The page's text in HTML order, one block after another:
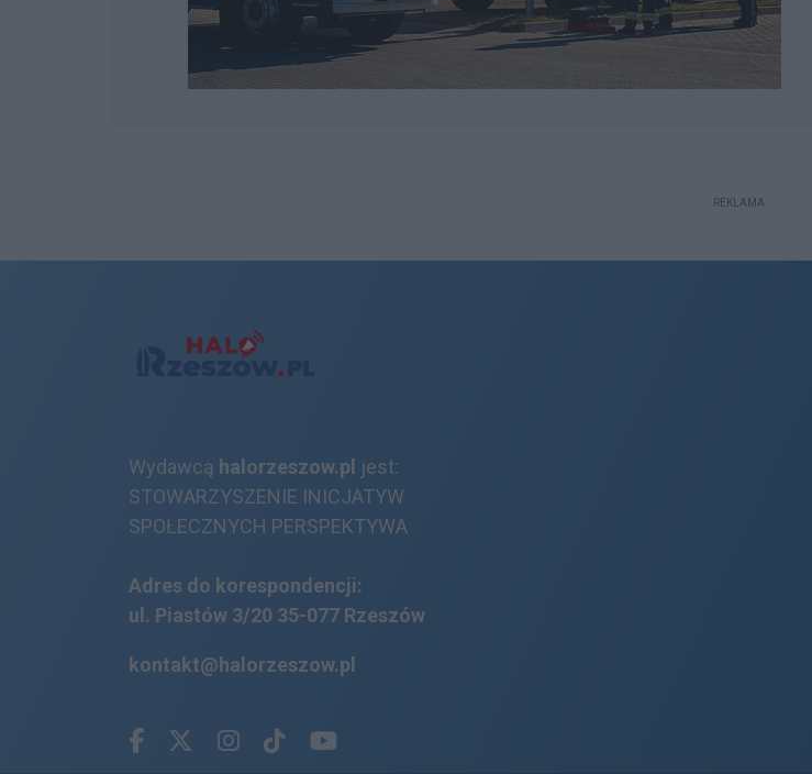
REKLAMA
Wydawcą halorzeszow.pl jest:
STOWARZYSZENIE INICJATYW
SPOŁECZNYCH PERSPEKTYWA
Adres do korespondencji:
ul. Piastów 3/20 35-077 Rzeszów
kontakt@halorzeszow.pl
Facebook.com
X.comInstagram.com
Tiktok.com
Youtube.com